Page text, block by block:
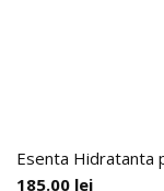
Esenta Hidratanta
185.00 lei